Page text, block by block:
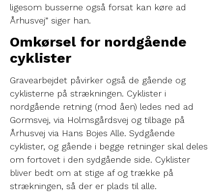
ligesom busserne også forsat kan køre ad
Århusvej” siger han.
Omkørsel for nordgående
cyklister
Gravearbejdet påvirker også de gående og
cyklisterne på strækningen. Cyklister i
nordgående retning (mod åen) ledes ned ad
Gormsvej, via Holmsgårdsvej og tilbage på
Århusvej via Hans Bojes Alle. Sydgående
cyklister, og gående i begge retninger skal deles
om fortovet i den sydgående side. Cyklister
bliver bedt om at stige af og trække på
strækningen, så der er plads til alle.